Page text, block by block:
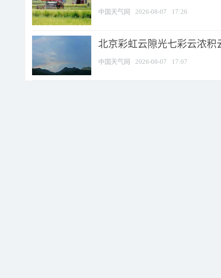
中国天气网 2026-08-07 17:26
北京彩虹云隙光七彩云浓积
中国天气网 2026-08-07 17:07